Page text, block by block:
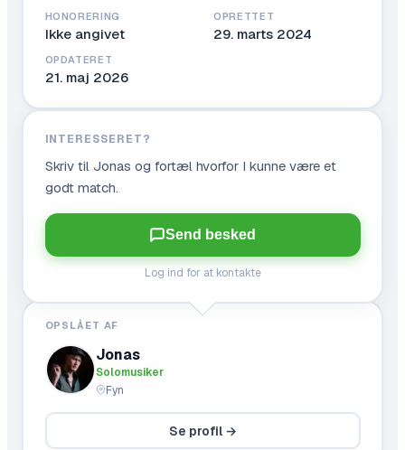
HONORERING
Ikke angivet
OPRETTET
29. marts 2024
OPDATERET
21. maj 2026
INTERESSERET?
Skriv til Jonas og fortæl hvorfor I kunne være et
godt match.
Send besked
Log ind for at kontakte
OPSLÅET AF
Jonas
Solomusiker
Fyn
Se profil →